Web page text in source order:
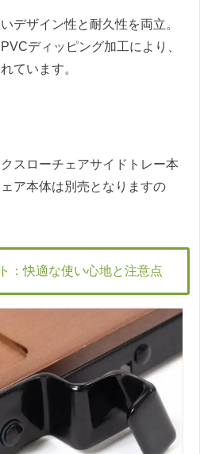
デザイン性と耐久性を両立。
ディッピング加工により、
ています。
スローチェアサイドトレー本
ア本体は別売となりますの
：快適な使い心地と注意点